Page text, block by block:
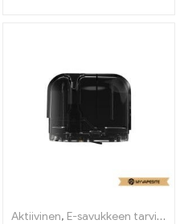
,Höyrystin
Aktiivinen, E-savukkeen tarvikkeet